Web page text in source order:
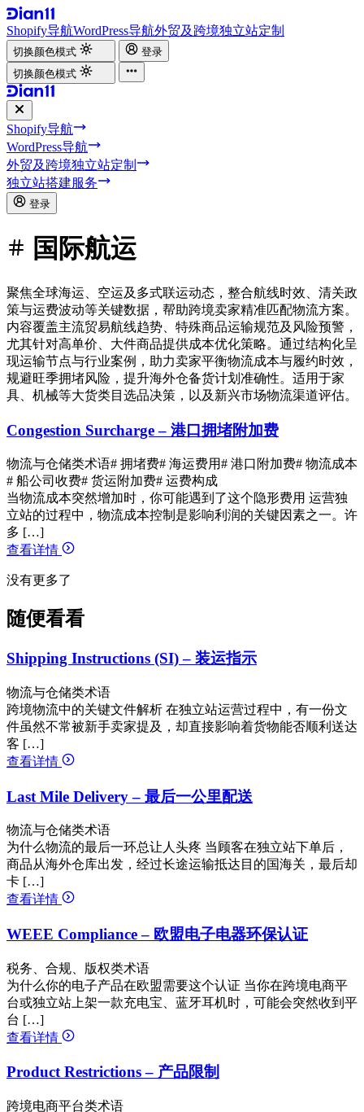
Shopify导航WordPress导航外贸及跨境独立站定制
切换颜色模式
登录
切换颜色模式
Shopify导航
WordPress导航
外贸及跨境独立站定制
独立站搭建服务
登录
国际航运
聚焦全球海运、空运及多式联运动态，整合航线时效、清关政
策与运费波动等关键数据，帮助跨境卖家精准匹配物流方案。
内容覆盖主流贸易航线趋势、特殊商品运输规范及风险预警，
尤其针对高单价、大件商品提供成本优化策略。通过结构化呈
现运输节点与行业案例，助力卖家平衡物流成本与履约时效，
规避旺季拥堵风险，提升海外仓备货计划准确性。适用于家
具、机械等大货类目选品决策，以及新兴市场物流渠道评估。
Congestion Surcharge – 港口拥堵附加费
物流与仓储类术语# 拥堵费# 海运费用# 港口附加费# 物流成本
# 船公司收费# 货运附加费# 运费构成
当物流成本突然增加时，你可能遇到了这个隐形费用 运营独
立站的过程中，物流成本控制是影响利润的关键因素之一。许
多 […]
查看详情
没有更多了
随便看看
Shipping Instructions (SI) – 装运指示
物流与仓储类术语
跨境物流中的关键文件解析 在独立站运营过程中，有一份文
件虽然不常被新手卖家提及，却直接影响着货物能否顺利送达
客 […]
查看详情
Last Mile Delivery – 最后一公里配送
物流与仓储类术语
为什么物流的最后一环总让人头疼 当顾客在独立站下单后，
商品从海外仓库出发，经过长途运输抵达目的国海关，最后却
卡 […]
查看详情
WEEE Compliance – 欧盟电子电器环保认证
税务、合规、版权类术语
为什么你的电子产品在欧盟需要这个认证 当你在跨境电商平
台或独立站上架一款充电宝、蓝牙耳机时，可能会突然收到平
台 […]
查看详情
Product Restrictions – 产品限制
跨境电商平台类术语